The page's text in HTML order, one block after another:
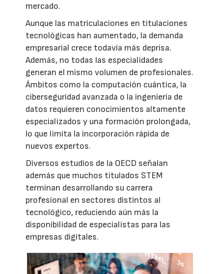
mercado.
Aunque las matriculaciones en titulaciones
tecnológicas han aumentado, la demanda
empresarial crece todavía más deprisa.
Además, no todas las especialidades
generan el mismo volumen de profesionales.
Ámbitos como la computación cuántica, la
ciberseguridad avanzada o la ingeniería de
datos requieren conocimientos altamente
especializados y una formación prolongada,
lo que limita la incorporación rápida de
nuevos expertos.
Diversos estudios de la OECD señalan
además que muchos titulados STEM
terminan desarrollando su carrera
profesional en sectores distintos al
tecnológico, reduciendo aún más la
disponibilidad de especialistas para las
empresas digitales.